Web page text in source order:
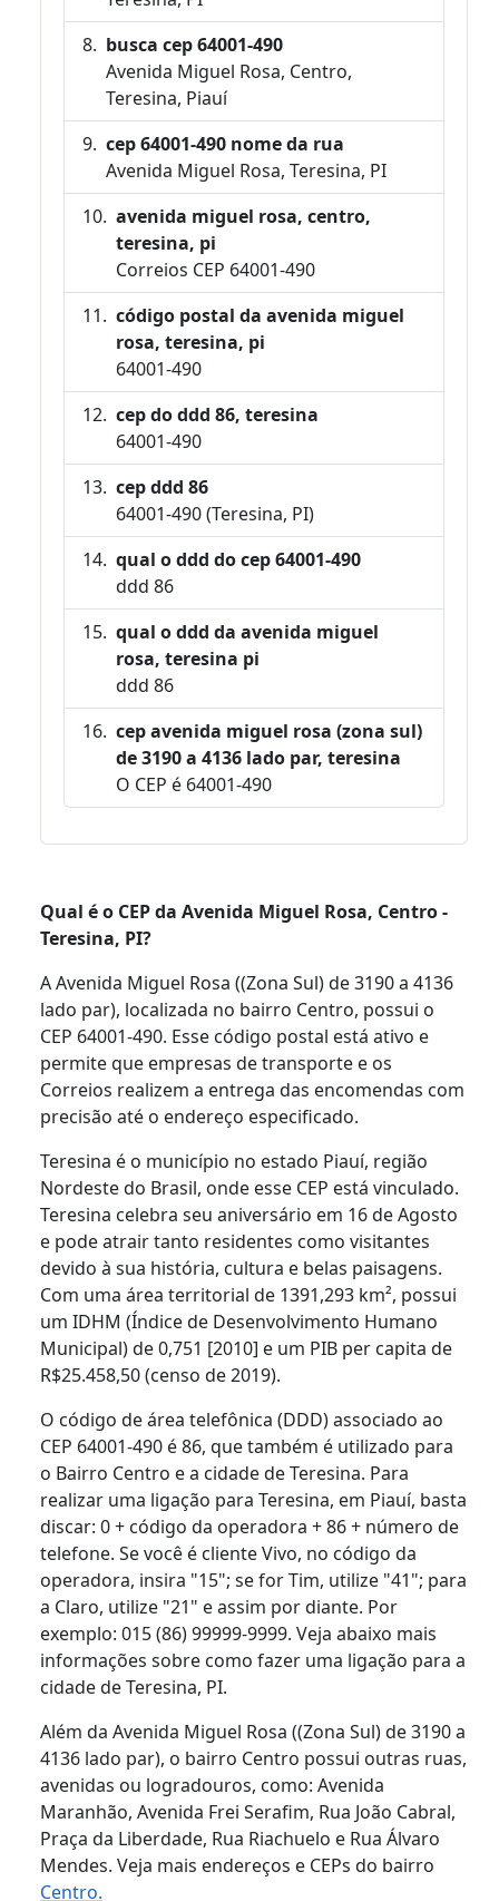
busca cep 64001-490
Avenida Miguel Rosa, Centro,
Teresina, Piauí
cep 64001-490 nome da rua
Avenida Miguel Rosa, Teresina, PI
avenida miguel rosa, centro,
teresina, pi
Correios CEP 64001-490
código postal da avenida miguel
rosa, teresina, pi
64001-490
cep do ddd 86, teresina
64001-490
cep ddd 86
64001-490 (Teresina, PI)
qual o ddd do cep 64001-490
ddd 86
qual o ddd da avenida miguel
rosa, teresina pi
ddd 86
cep avenida miguel rosa (zona sul)
de 3190 a 4136 lado par, teresina
O CEP é 64001-490
Qual é o CEP da Avenida Miguel Rosa, Centro -
Teresina, PI?
A Avenida Miguel Rosa ((Zona Sul) de 3190 a 4136
lado par), localizada no bairro Centro, possui o
CEP 64001-490. Esse código postal está ativo e
permite que empresas de transporte e os
Correios realizem a entrega das encomendas com
precisão até o endereço especificado.
Teresina é o município no estado Piauí, região
Nordeste do Brasil, onde esse CEP está vinculado.
Teresina celebra seu aniversário em 16 de Agosto
e pode atrair tanto residentes como visitantes
devido à sua história, cultura e belas paisagens.
Com uma área territorial de 1391,293 km², possui
um IDHM (Índice de Desenvolvimento Humano
Municipal) de 0,751 [2010] e um PIB per capita de
R$25.458,50 (censo de 2019).
O código de área telefônica (DDD) associado ao
CEP 64001-490 é 86, que também é utilizado para
o Bairro Centro e a cidade de Teresina. Para
realizar uma ligação para Teresina, em Piauí, basta
discar: 0 + código da operadora + 86 + número de
telefone. Se você é cliente Vivo, no código da
operadora, insira "15"; se for Tim, utilize "41"; para
a Claro, utilize "21" e assim por diante. Por
exemplo: 015 (86) 99999-9999. Veja abaixo mais
informações sobre como fazer uma ligação para a
cidade de Teresina, PI.
Além da Avenida Miguel Rosa ((Zona Sul) de 3190 a
4136 lado par), o bairro Centro possui outras ruas,
avenidas ou logradouros, como: Avenida
Maranhão, Avenida Frei Serafim, Rua João Cabral,
Praça da Liberdade, Rua Riachuelo e Rua Álvaro
Mendes. Veja mais endereços e CEPs do bairro
Centro.